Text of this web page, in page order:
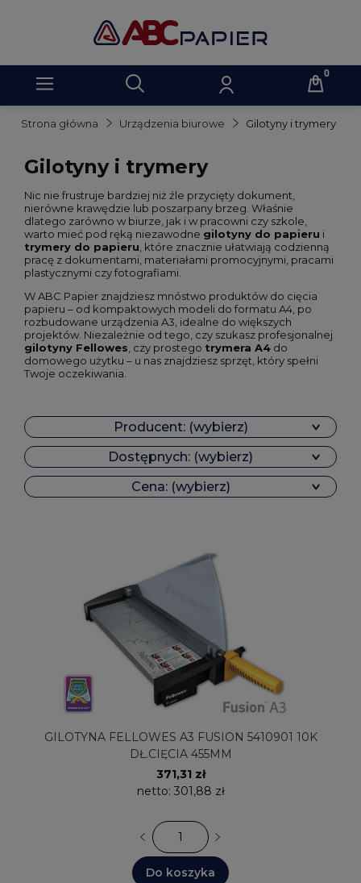
Strona główna Urządzenia biurowe Gilotyny i trymery
Gilotyny i trymery
Nic nie frustruje bardziej niż źle przycięty dokument,
nierówne krawędzie lub poszarpany brzeg. Właśnie
dlatego zarówno w biurze, jak i w pracowni czy szkole,
warto mieć pod ręką niezawodne gilotyny do papieru i
trymery do papieru , które znacznie ułatwiają codzienną
pracę z dokumentami, materiałami promocyjnymi, pracami
plastycznymi czy fotografiami.
W ABC Papier znajdziesz mnóstwo produktów do cięcia
papieru – od kompaktowych modeli do formatu A4, po
rozbudowane urządzenia A3, idealne do większych
projektów. Niezależnie od tego, czy szukasz profesjonalnej
gilotyny Fellowes , czy prostego trymera A4 do
domowego użytku – u nas znajdziesz sprzęt, który spełni
Twoje oczekiwania.
Producent: (wybierz)
Dostępnych: (wybierz)
Cena: (wybierz)
GILOTYNA FELLOWES A3 FUSION 5410901 10K
DŁ.CIĘCIA 455MM
371,31 zł
netto: 301,88 zł
Do koszyka